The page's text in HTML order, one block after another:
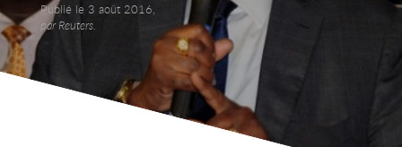
Publié le 3 août 2016,
par Reuters.